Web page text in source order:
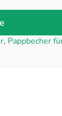
, Pappbecher